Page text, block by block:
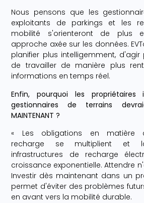
Nous pensons que les
exploitants de parkings et les
mobilité s'orienteront de plus
approche axée sur les données.
planifier plus intelligemment,
de travailler de manière plus
informations en temps réel.
Enfin, pourquoi les
gestionnaires de terrains
MAINTENANT ?
« Les obligations en matière
recharge se multiplient et
infrastructures de recharge
croissance exponentielle. Attendre
Investir dès maintenant dans un
permet d'éviter des problèmes
en avant vers la mobilité durable.